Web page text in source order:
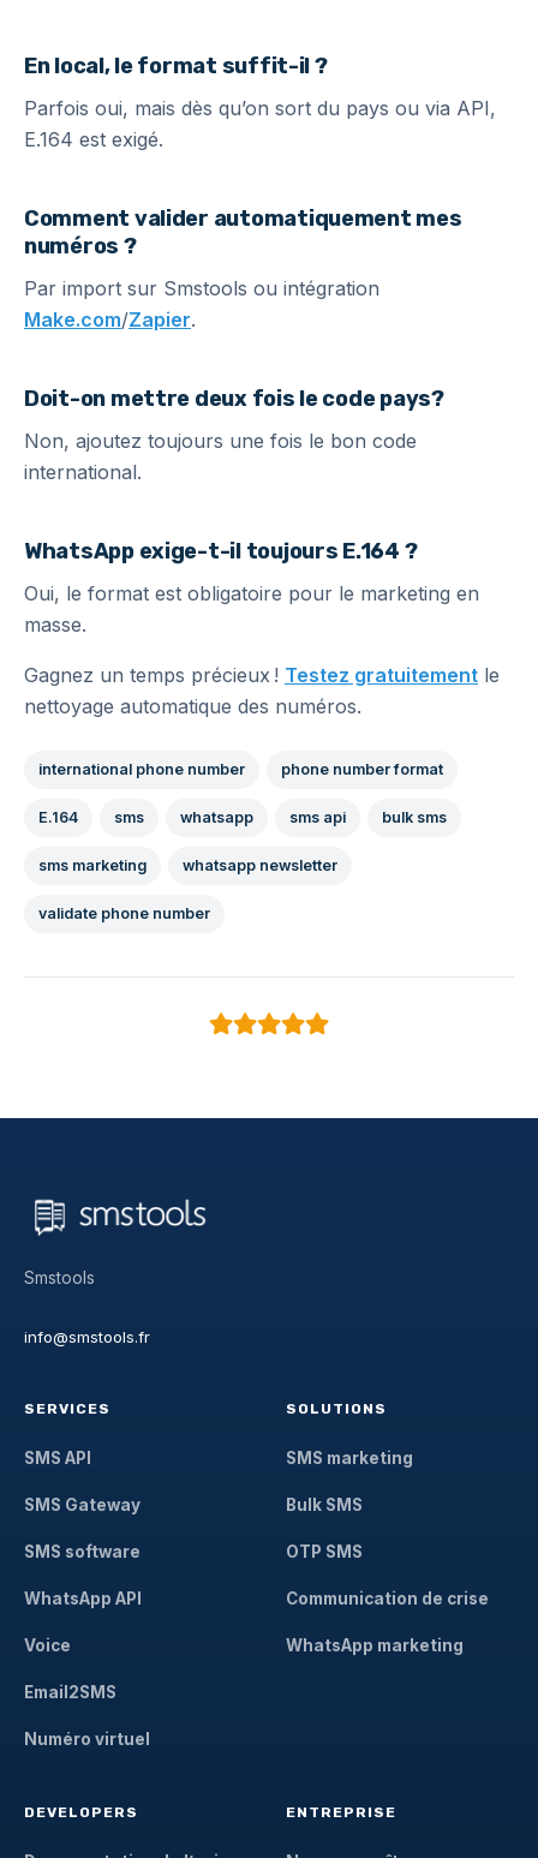
En local, le format suffit-il ?
Parfois oui, mais dès qu’on sort du pays ou via API,
E.164 est exigé.
Comment valider automatiquement mes
numéros ?
Par import sur Smstools ou intégration
Make.com/Zapier.
Doit-on mettre deux fois le code pays?
Non, ajoutez toujours une fois le bon code
international.
WhatsApp exige-t-il toujours E.164 ?
Oui, le format est obligatoire pour le marketing en
masse.
Gagnez un temps précieux ! Testez gratuitement le
nettoyage automatique des numéros.
international phone number phone number format
E.164 sms whatsapp sms api bulk sms
sms marketing whatsapp newsletter
validate phone number
Smstools
info@smstools.fr
SERVICES
SMS API
SMS Gateway
SMS software
WhatsApp API
Voice
Email2SMS
Numéro virtuel
SOLUTIONS
SMS marketing
Bulk SMS
OTP SMS
Communication de crise
WhatsApp marketing
DEVELOPERS ENTREPRISE